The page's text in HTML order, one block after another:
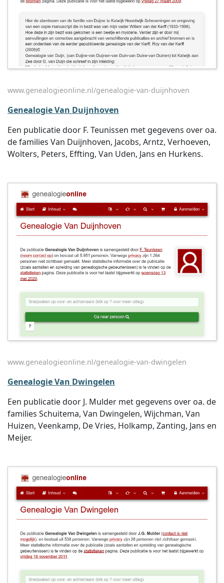
www.genealogieonline.nl/genealogie-van-duijnhoven
Genealogie Van Duijnhoven
Een publicatie door F. Teunissen met gegevens over oa.
de families Van Duijnhoven, Jacobs, Arntz, Verhoeven,
Wolters, Peters, Effting, Van Uden, Jans en Hurkens.
www.genealogieonline.nl/genealogie-van-dwingelen
Genealogie Van Dwingelen
Een publicatie door J. Mulder met gegevens over oa. de
families Schuitema, Van Dwingelen, Wijchman, Van
Huizen, Veenkamp, De Vries, Holkamp, Zanting, Jans en
Meijer.